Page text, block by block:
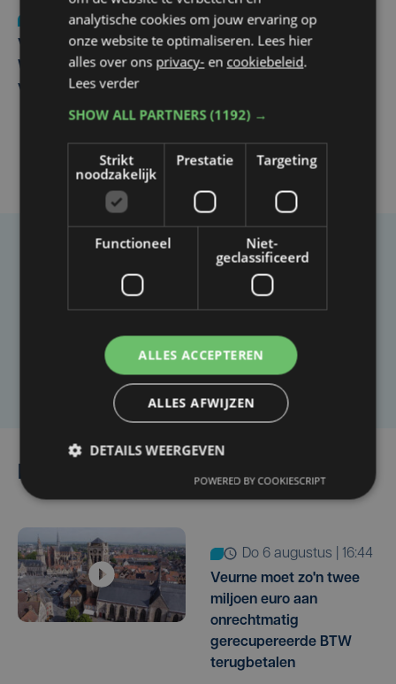
Nieuws
wo 5 augustus | 11:57
Vier Oostendse gynaecologen versterken dienst in AZ
West, dat ook een nieuwe voltijdse gynaecoloog
verwelkomt
Taalfout opgemerkt?
Heb je een taal- of schrijffout opgemerkt in dit
artikel?
Laat het ons weten
do 6 augustus | 16:44
Veurne moet zo'n twee
miljoen euro aan
onrechtmatig
gerecupereerde BTW
terugbetalen
analytische cookies om jouw ervaring op
onze website te optimaliseren. Lees hier
alles over ons privacy- en cookiebeleid.
Lees verder
SHOW ALL PARTNERS(1192) →
Strikt
noodzakelijk
Prestatie Targeting
Functioneel
Niet-
geclassificeerd
ALLES ACCEPTEREN
ALLES AFWIJZEN
DETAILS WEERGEVEN
POWERED BY COOKIESCRIPT